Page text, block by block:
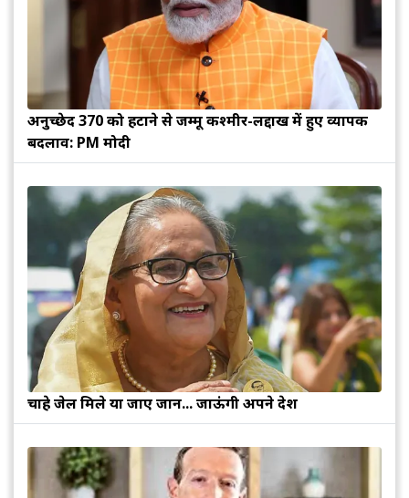
अनुच्छेद 370 को हटाने से जम्मू कश्मीर-लद्दाख में हुए व्यापक
बदलाव: PM मोदी
चाहे जेल मिले या जाए जान... जाऊंगी अपने देश